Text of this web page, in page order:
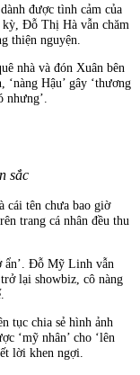
được tình cảm của
Đỗ Thị Hà vẫn chăm
thiện nguyện.
nhà và đón Xuân bên
Hậu’ gây ‘thương
nhưng’.
sắc
cái tên chưa bao giờ
trang cá nhân đều thu
ẩn’. Đỗ Mỹ Linh vẫn
lại showbiz, cô nàng
tục chia sẻ hình ảnh
‘mỹ nhân’ cho ‘lên
lời khen ngợi.